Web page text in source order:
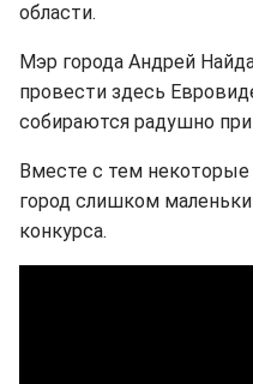
области.
Мэр города Андрей
провести здесь
собираются радушно
Вместе с тем
город слишком
конкурса.